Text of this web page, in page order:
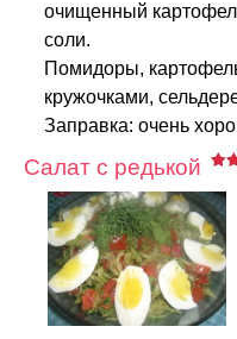
очищенный
соли.
Помидоры,
кружочками,
Заправка: очень
Салат с редькой